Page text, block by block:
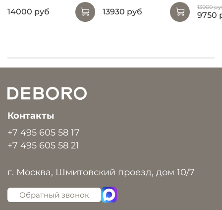
14000 руб
13930 руб
13000
9750
Контакты
+7 495 605 58 17
+7 495 605 58 21
г. Москва, Шмитовский проезд, дом 10/7
Обратный звонок